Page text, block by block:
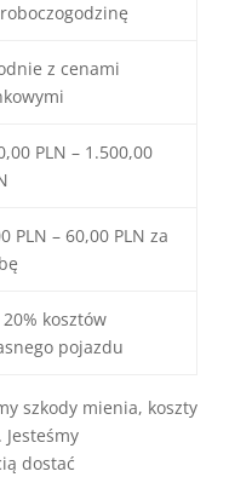
z cenami
PLN – 1.500,00
PLN – 60,00 PLN za
20% kosztów
pojazdu
szkody mienia, koszty
dostać